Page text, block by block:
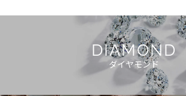
DIAMOND
ダイヤモンド